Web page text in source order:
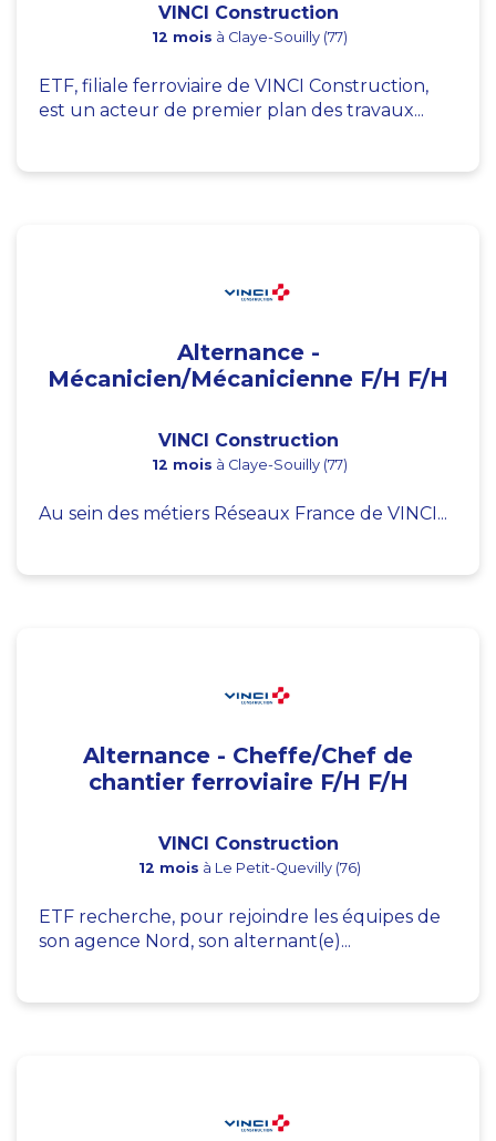
VINCI Construction
12 mois à Claye-Souilly (77)
ETF, filiale ferroviaire de VINCI Construction,
est un acteur de premier plan des travaux...
Alternance -
Mécanicien/Mécanicienne F/H F/H
VINCI Construction
12 mois à Claye-Souilly (77)
Au sein des métiers Réseaux France de VINCI...
Alternance - Cheffe/Chef de
chantier ferroviaire F/H F/H
VINCI Construction
12 mois à Le Petit-Quevilly (76)
ETF recherche, pour rejoindre les équipes de
son agence Nord, son alternant(e)...